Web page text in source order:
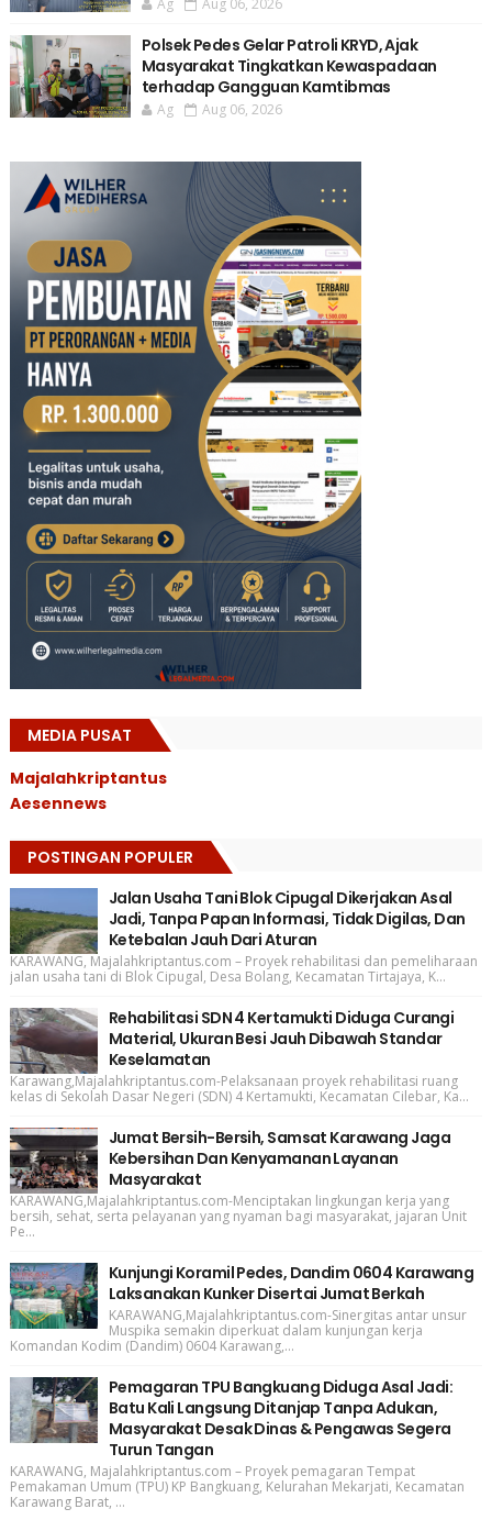
Polsek Pedes Gelar Patroli KRYD, Ajak
Masyarakat Tingkatkan Kewaspadaan
terhadap Gangguan Kamtibmas
Ag Aug 06, 2026
MEDIA PUSAT
Majalahkriptantus
Aesennews
POSTINGAN POPULER
Jalan Usaha Tani Blok Cipugal Dikerjakan Asal
Jadi, Tanpa Papan Informasi, Tidak Digilas, Dan
Ketebalan Jauh Dari Aturan
KARAWANG, Majalahkriptantus.com – Proyek rehabilitasi dan pemeliharaan
jalan usaha tani di Blok Cipugal, Desa Bolang, Kecamatan Tirtajaya, K...
Rehabilitasi SDN 4 Kertamukti Diduga Curangi
Material, Ukuran Besi Jauh Dibawah Standar
Keselamatan
Karawang,Majalahkriptantus.com-Pelaksanaan proyek rehabilitasi ruang
kelas di Sekolah Dasar Negeri (SDN) 4 Kertamukti, Kecamatan Cilebar, Ka...
Jumat Bersih-Bersih, Samsat Karawang Jaga
Kebersihan Dan Kenyamanan Layanan
Masyarakat
KARAWANG,Majalahkriptantus.com-Menciptakan lingkungan kerja yang
bersih, sehat, serta pelayanan yang nyaman bagi masyarakat, jajaran Unit
Pe...
Kunjungi Koramil Pedes, Dandim 0604 Karawang
Laksanakan Kunker Disertai Jumat Berkah
KARAWANG,Majalahkriptantus.com-Sinergitas antar unsur
Muspika semakin diperkuat dalam kunjungan kerja
Komandan Kodim (Dandim) 0604 Karawang,...
Pemagaran TPU Bangkuang Diduga Asal Jadi:
Batu Kali Langsung Ditanjap Tanpa Adukan,
Masyarakat Desak Dinas & Pengawas Segera
Turun Tangan
KARAWANG, Majalahkriptantus.com – Proyek pemagaran Tempat
Pemakaman Umum (TPU) KP Bangkuang, Kelurahan Mekarjati, Kecamatan
Karawang Barat, ...